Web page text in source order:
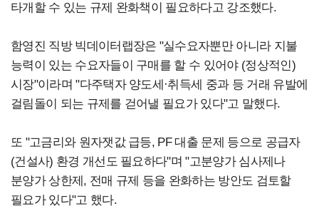
타개할 수 있는 규제 완화책이 필요하다고 강조했다.
함영진 직방 빅데이터랩장은 "실수요자뿐만 아니라 지불
능력이 있는 수요자들이 구매를 할 수 있어야 (정상적인)
시장"이라며 "다주택자 양도세·취득세 중과 등 거래 유발에
걸림돌이 되는 규제를 걷어낼 필요가 있다"고 말했다.
또 "고금리와 원자잿값 급등, PF 대출 문제 등으로 공급자
(건설사) 환경 개선도 필요하다"며 "고분양가 심사제나
분양가 상한제, 전매 규제 등을 완화하는 방안도 검토할
필요가 있다"고 했다.